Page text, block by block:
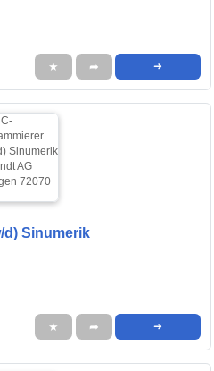
★ ➦ ➜
d) Sinumerik
★ ➦ ➜